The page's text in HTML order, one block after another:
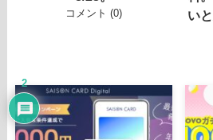
コメント (0)
い
2